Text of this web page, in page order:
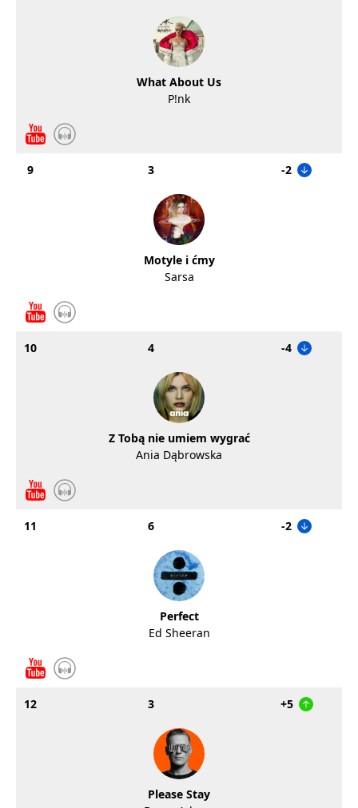
What About Us
P!nk
9 3 -2
Motyle i ćmy
Sarsa
10 4 -4
Z Tobą nie umiem wygrać
Ania Dąbrowska
11 6 -2
Perfect
Ed Sheeran
12 3 +5
Please Stay